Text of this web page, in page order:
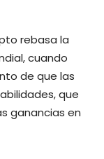
rebasa la
cuando
de que las
que
ganancias en